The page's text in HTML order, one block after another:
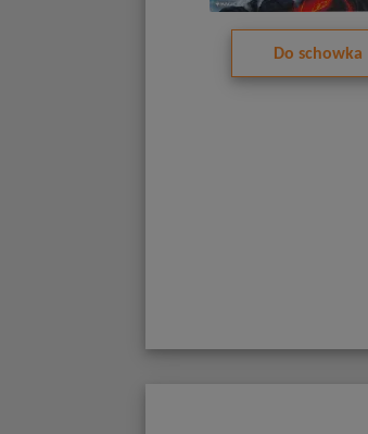
Do schowka